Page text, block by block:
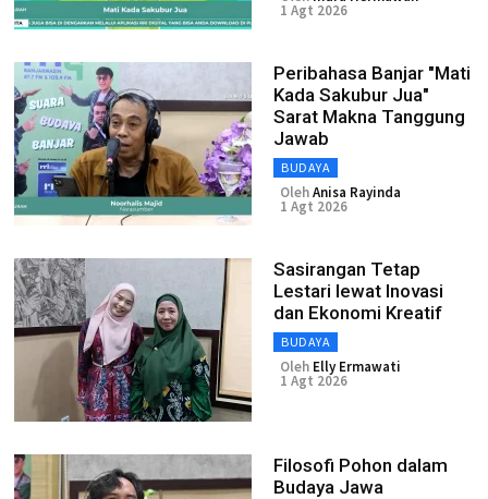
1 Agt 2026
Peribahasa Banjar "Mati
Kada Sakubur Jua"
Sarat Makna Tanggung
Jawab
BUDAYA
OlehAnisa Rayinda
1 Agt 2026
Sasirangan Tetap
Lestari lewat Inovasi
dan Ekonomi Kreatif
BUDAYA
Oleh Elly Ermawati
1 Agt 2026
Filosofi Pohon dalam
Budaya Jawa